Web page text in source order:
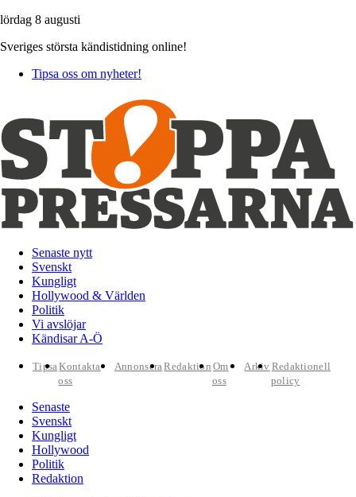
lördag 8 augusti
Sveriges största kändistidning online!
Tipsa oss om nyheter!
Senaste nytt
Svenskt
Kungligt
Hollywood & Världen
Politik
Vi avslöjar
Kändisar A-Ö
TipsaKontakta
oss
AnnonseraRedaktion Om
oss
Arkiv Redaktionell
policy
Senaste
Svenskt
Kungligt
Hollywood
Politik
Redaktion